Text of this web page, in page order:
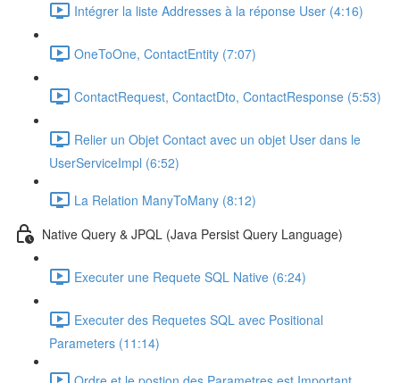
Intégrer la liste Addresses à la réponse User (4:16)
OneToOne, ContactEntity (7:07)
ContactRequest, ContactDto, ContactResponse (5:53)
Relier un Objet Contact avec un objet User dans le
UserServiceImpl (6:52)
La Relation ManyToMany (8:12)
Native Query & JPQL (Java Persist Query Language)
Executer une Requete SQL Native (6:24)
Executer des Requetes SQL avec Positional
Parameters (11:14)